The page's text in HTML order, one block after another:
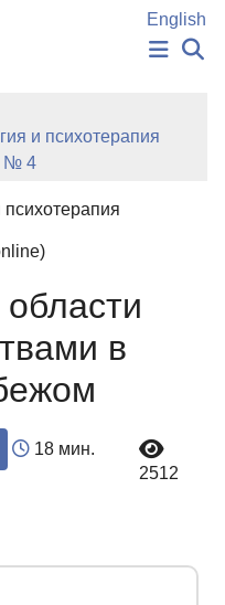
English
и психотерапия
№ 4
психотерапия
в
18 мин.
2512